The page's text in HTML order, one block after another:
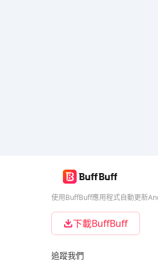
使用BuffBuff應用程式自動更新
下載BuffBuff
追蹤我們